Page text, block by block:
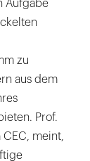
Aufgabe
zu
aus dem
Prof.
meint,